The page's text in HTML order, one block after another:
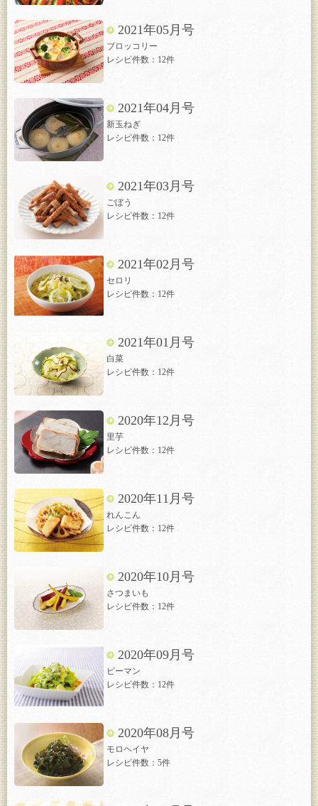
2021年05月号
ブロッコリー
レシピ件数：12件
2021年04月号
新玉ねぎ
レシピ件数：12件
2021年03月号
ごぼう
レシピ件数：12件
2021年02月号
セロリ
レシピ件数：12件
2021年01月号
白菜
レシピ件数：12件
2020年12月号
里芋
レシピ件数：12件
2020年11月号
れんこん
レシピ件数：12件
2020年10月号
さつまいも
レシピ件数：12件
2020年09月号
ピーマン
レシピ件数：12件
2020年08月号
モロヘイヤ
レシピ件数：5件